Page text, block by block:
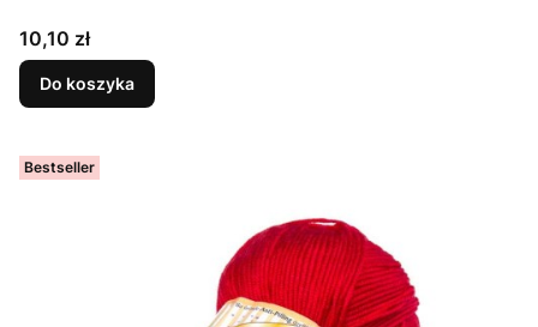
Cena
10,10 zł
Do koszyka
Bestseller